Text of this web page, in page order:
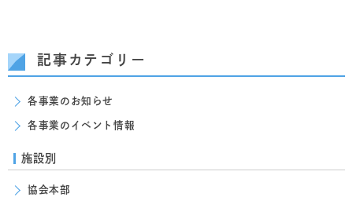
記事カテゴリー
各事業のお知らせ
各事業のイベント情報
施設別
協会本部